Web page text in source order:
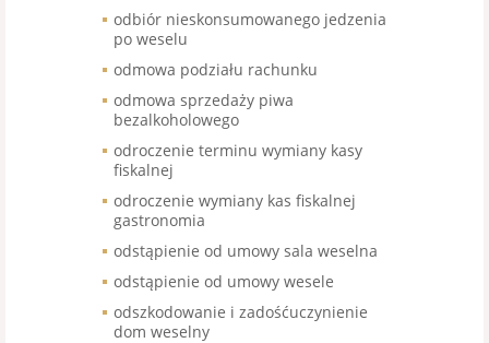
odbiór nieskonsumowanego jedzenia
po weselu
odmowa podziału rachunku
odmowa sprzedaży piwa
bezalkoholowego
odroczenie terminu wymiany kasy
fiskalnej
odroczenie wymiany kas fiskalnej
gastronomia
odstąpienie od umowy sala weselna
odstąpienie od umowy wesele
odszkodowanie i zadośćuczynienie
dom weselny